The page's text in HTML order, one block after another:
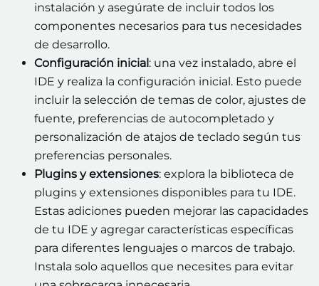
instalación y asegúrate de incluir todos los
componentes necesarios para tus necesidades
de desarrollo.
Configuración inicial: una vez instalado, abre el
IDE y realiza la configuración inicial. Esto puede
incluir la selección de temas de color, ajustes de
fuente, preferencias de autocompletado y
personalización de atajos de teclado según tus
preferencias personales.
Plugins y extensiones: explora la biblioteca de
plugins y extensiones disponibles para tu IDE.
Estas adiciones pueden mejorar las capacidades
de tu IDE y agregar características específicas
para diferentes lenguajes o marcos de trabajo.
Instala solo aquellos que necesites para evitar